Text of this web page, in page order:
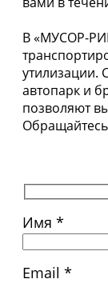
Имя *
Email *
В «МУСОР-
утилизации.
автопарк и
позволяют